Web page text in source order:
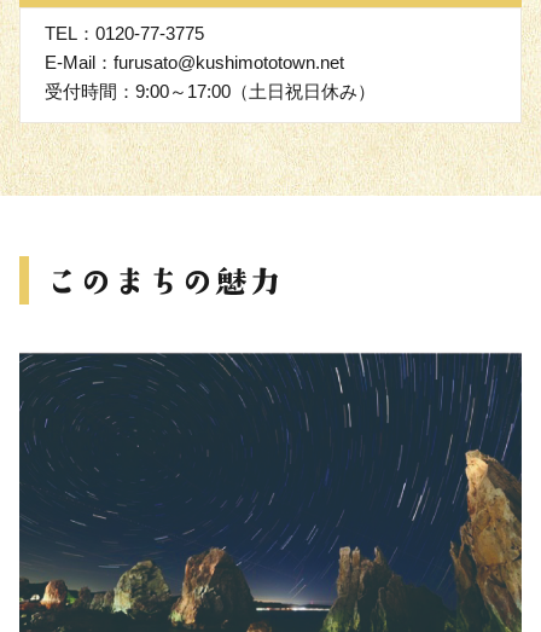
TEL：0120-77-3775
E-Mail：furusato@kushimototown.net
受付時間：9:00～17:00（土日祝日休み）